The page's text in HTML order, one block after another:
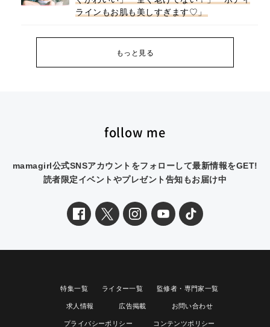
ラインもお肌も美しすぎます♡」
もっと見る
follow me
mamagirl公式SNSアカウントをフォローして最新情報をGET!
読者限定イベントやプレゼント告知もお届け中
特集一覧 ライター一覧 監修者・専門家一覧
求人情報 広告掲載 お問い合わせ
プライバシーポリシー コンテンツポリシー